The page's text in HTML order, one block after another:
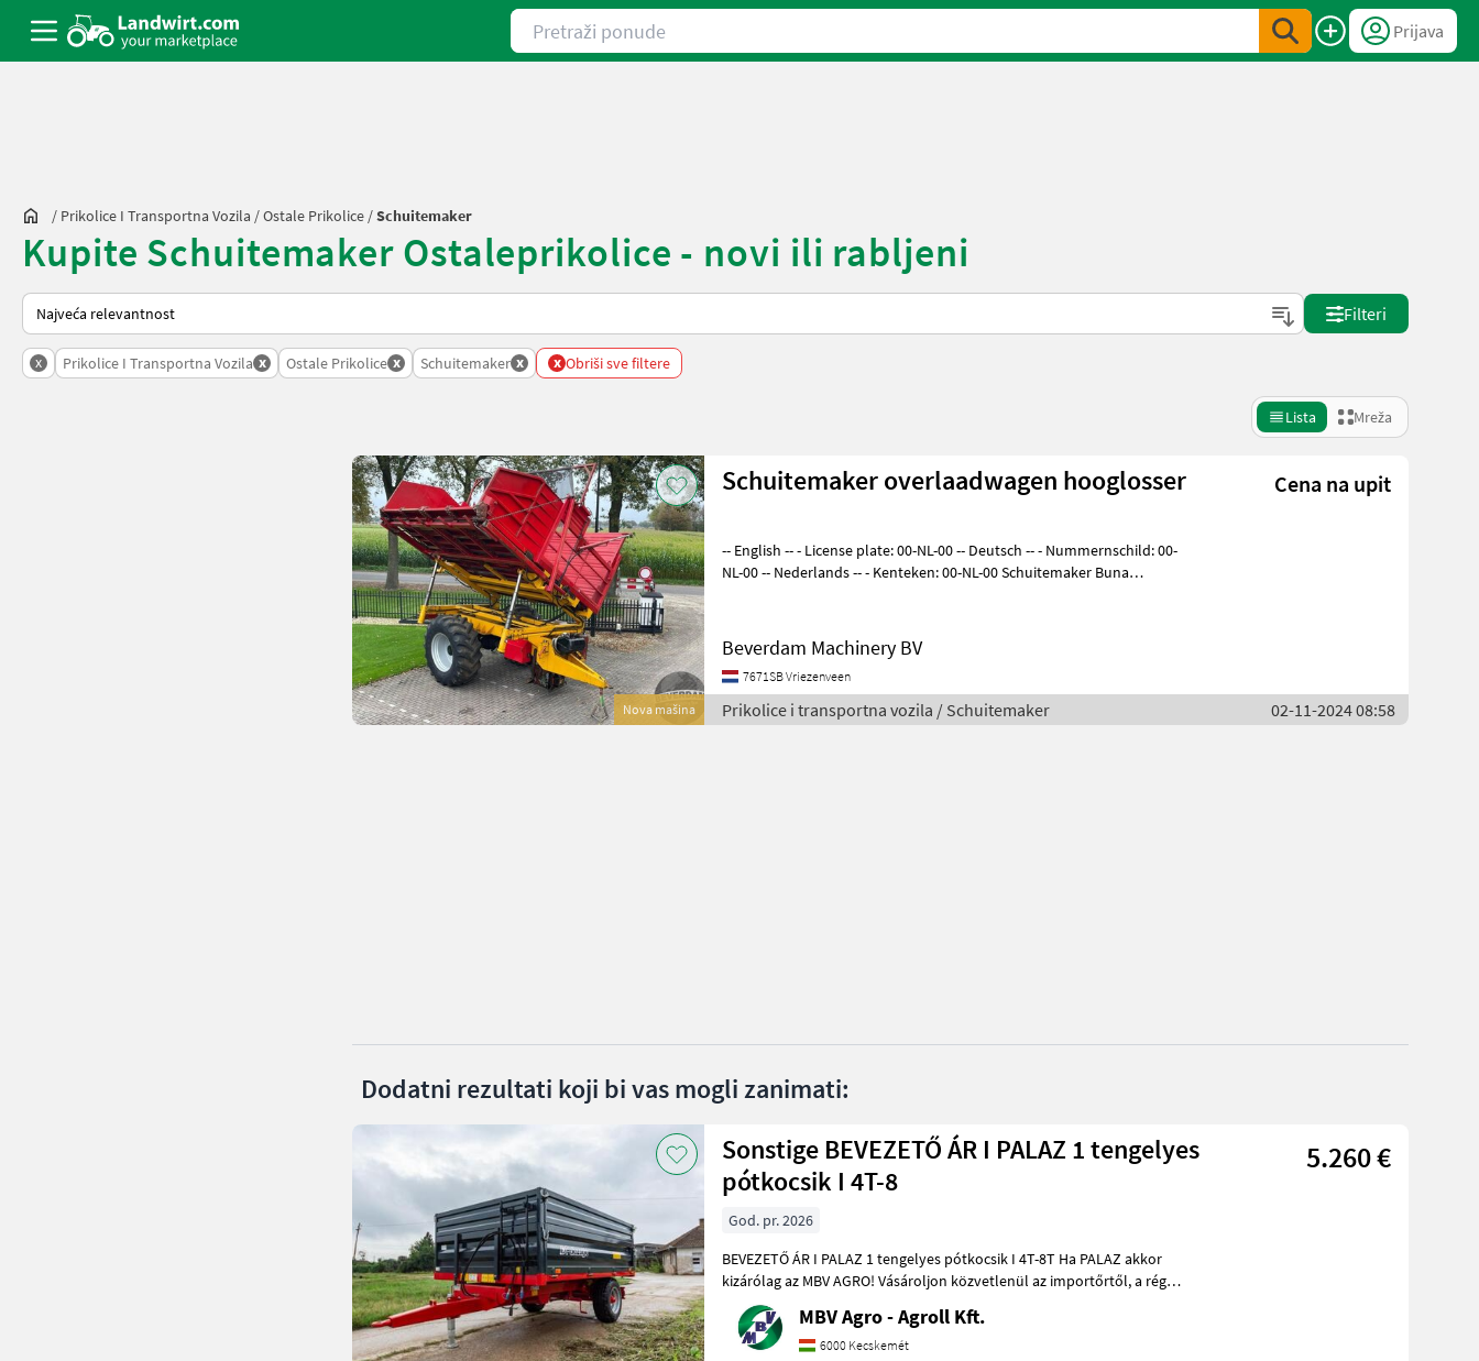
Pretraži ponude
Prijava
/ Prikolice I Transportna Vozila /Ostale Prikolice /Schuitemaker
Kupite Schuitemaker Ostaleprikolice - novi ili rabljeni
Način na koji sortira Landwirt.com
Filteri
x Prikolice I Transportna Vozila x Ostale Prikolice x Schuitemaker x x Obriši sve filtere
Lista Mreža
Nova mašina
Schuitemaker overlaadwagen hooglosser Cena na upit
-- English -- - License plate: 00-NL-00 -- Deutsch -- - Nummernschild: 00-
NL-00 -- Nederlands -- - Kenteken: 00-NL-00 Schuitemaker Buna
Beverdam Machinery BV
7671SB Vriezenveen
Prikolice i transportna vozila / Schuitemaker 02-11-2024 08:58
Dodatni rezultati koji bi vas mogli zanimati:
Sonstige BEVEZETŐ ÁR I PALAZ 1 tengelyes
pótkocsik I 4T-8
5.260 €
God. pr. 2026
BEVEZETŐ ÁR I PALAZ 1 tengelyes pótkocsik I 4T-8T Ha PALAZ akkor
kizárólag az MBV AGRO! Vásároljon közvetlenül az importőrtől, a régió
legnagyobb PALAZ kereskedőitő
MBV Agro - Agroll Kft.
6000 Kecskemét